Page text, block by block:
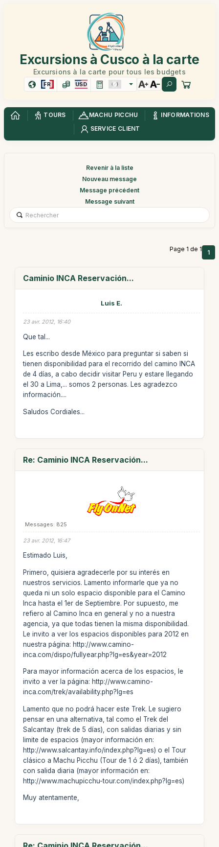
Excursions à Cusco à la carte
Excursions à la carte pour tous les budgets
FR USD
TOURS MACHU PICCHU
INFORMATIONS
SERVICE CLIENT
Revenir à la liste
Nouveau message
Message précédent
Message suivant
Page 1 de 1 1
Caminio INCA Reservación...
Luis E.
23 avr. 2012, 16:40
Que tal...
Les escribo desde México para preguntar si saben si
tienen disponibilidad para el recorrido del camino INCA
de 4 días, a cabo decidir visitar Peru y estare llegando
el 30 a Lima,... somos 2 personas. Les agradezco
información....
Saludos Cordiales...
Re: Caminio INCA Reservación...
Messages: 825
23 avr. 2012, 16:47
Estimado Luis,
Primero, quisiera agradecerle por su interés en
nuestros servicios. Lamento informarle que ya no
queda ni un solo espacio disponible para el Camino
Inca hasta el 1er de Septiembre. Por supuesto, me
refiero al Camino Inca en general y no a nuestra
agencia, ya que todas tienen la misma disponibilidad.
Le invito a ver los espacios disponibles para 2012 en
nuestra página: http://www.camino-
inca.com/dispo/fullyear.php?lg=es&year=2012
Para mayor información acerca de los espacios, le
invito a ver la página: http://www.camino-
inca.com/trek/availability.php?lg=es
Lamento que no podrá hacer este Trek. Le sugiero
pensar en una alternativa, tal como el Trek del
Salcantay (trek de 5 días), con salidas diarias y sin
limite de espacios (mayor información en:
http://www.salcantay.info/index.php?lg=es) o el Tour
clásico a Machu Picchu (Tour de 1 ó 2 días), también
con salida diaria (mayor información en:
http://www.machupicchu-tour.com/index.php?lg=es)
Muy atentamente,